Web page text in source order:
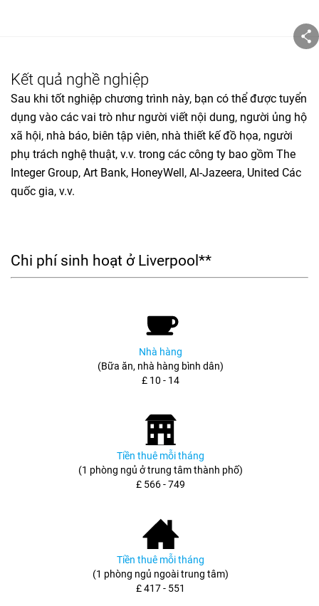
Kết quả nghề nghiệp
Sau khi tốt nghiệp chương trình này, bạn có thể được tuyển
dụng vào các vai trò như người viết nội dung, người ủng hộ
xã hội, nhà báo, biên tập viên, nhà thiết kế đồ họa, người
phụ trách nghệ thuật, v.v. trong các công ty bao gồm The
Integer Group, Art Bank, HoneyWell, Al-Jazeera, United Các
quốc gia, v.v.
Chi phí sinh hoạt ở Liverpool**
Nhà hàng
(Bữa ăn, nhà hàng bình dân)
£ 10 - 14
Tiền thuê mỗi tháng
(1 phòng ngủ ở trung tâm thành phố)
£ 566 - 749
Tiền thuê mỗi tháng
(1 phòng ngủ ngoài trung tâm)
£ 417 - 551